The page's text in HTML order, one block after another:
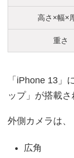
高さ×幅×
重さ
「iPhone 13」
ップ」が搭載さ
外側カメラは、
広角